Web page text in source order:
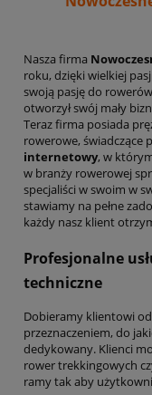
Nasza firma
roku, dzięki wielkiej
swoją pasję do
otworzył swój mały
Teraz firma posiada
rowerowe, świadczące
internetowy, w
w branży rowerowej
specjaliści w swoim w
stawiamy na pełne
każdy nasz klient
Profesjonalne
techniczne
Dobieramy klientowi
przeznaczeniem, do
dedykowany. Klienci
rower trekkingowych
ramy tak aby